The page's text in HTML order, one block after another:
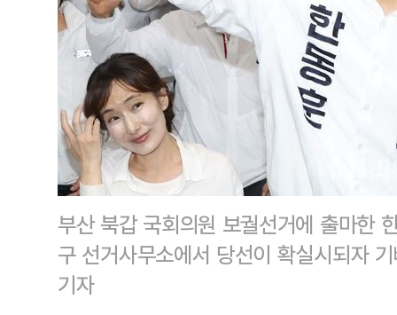
부산 북갑 국회의원 보궐선거에 출마한
구 선거사무소에서 당선이 확실시되자
기자